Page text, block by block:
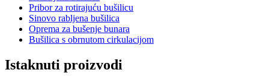
Pribor za rotirajuću bušilicu
Sinovo rabljena bušilica
Oprema za bušenje bunara
Bušilica s obrnutom cirkulacijom
Istaknuti proizvodi